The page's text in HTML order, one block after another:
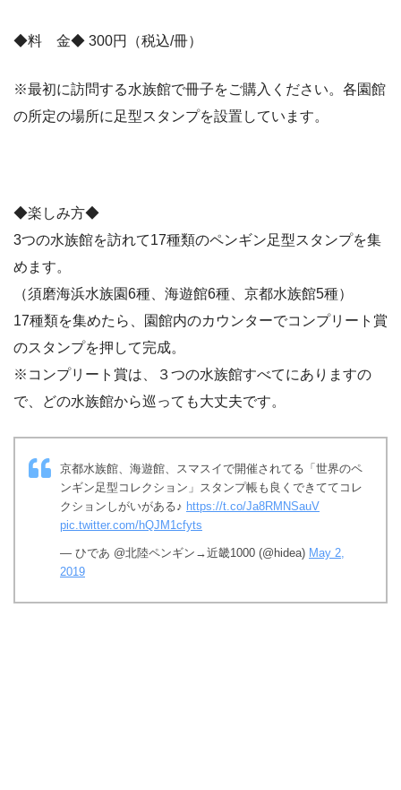
◆料 金◆ 300円（税込/冊）
※最初に訪問する水族館で冊子をご購入ください。各園館
の所定の場所に足型スタンプを設置しています。
◆楽しみ方◆
3つの水族館を訪れて17種類のペンギン足型スタンプを集
めます。
（須磨海浜水族園6種、海遊館6種、京都水族館5種）
17種類を集めたら、園館内のカウンターでコンプリート賞
のスタンプを押して完成。
※コンプリート賞は、３つの水族館すべてにありますの
で、どの水族館から巡っても大丈夫です。
京都水族館、海遊館、スマスイで開催されてる「世界のペ
ンギン足型コレクション」スタンプ帳も良くできててコレ
クションしがいがある♪ https://t.co/Ja8RMNSauV
pic.twitter.com/hQJM1cfyts
— ひであ @北陸ペンギン→近畿1000 (@hidea) May 2,
2019